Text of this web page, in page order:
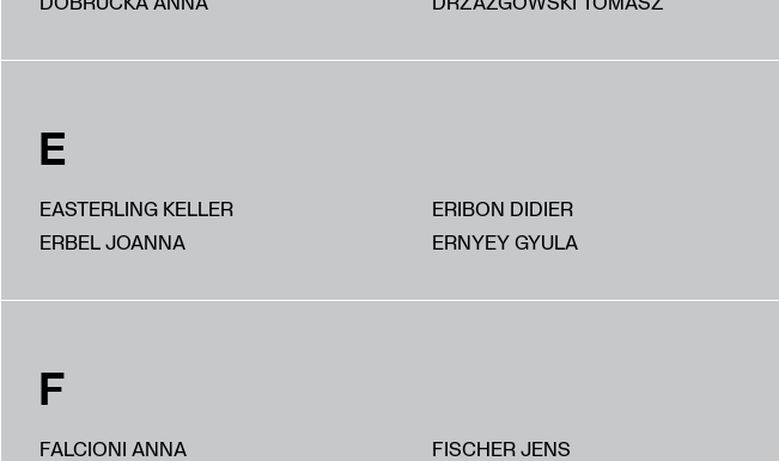
E
EASTERLING KELLER
ERBEL JOANNA
ERIBON DIDIER
ERNYEY GYULA
F
FALCIONI ANNA
FISCHER JENS